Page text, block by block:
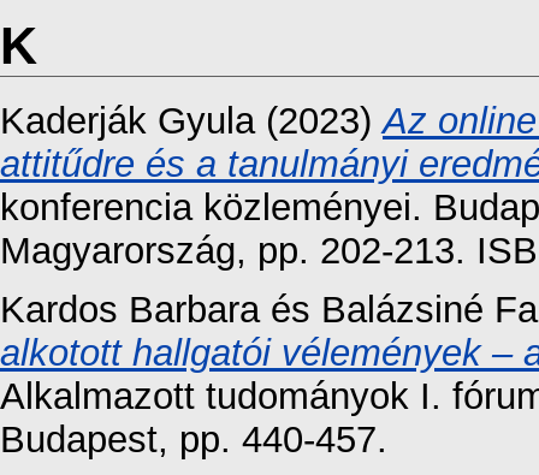
K
Kaderják Gyula(2023)Az
attitűdre és a tanulmányi
konferencia közleményei.
Magyarország, pp. 202-213.
Kardos Barbaraés Balázsiné
alkotott hallgatói vélemények –
Alkalmazott tudományok I.
Budapest, pp. 440-457.